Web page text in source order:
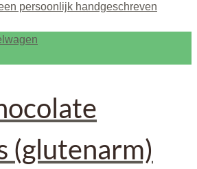
(glutenarm)